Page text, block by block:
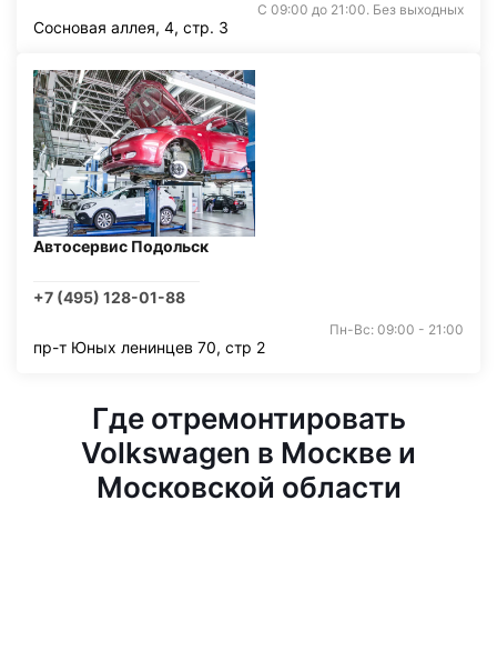
С 09:00 до 21:00. Без выходных
Сосновая аллея, 4, стр. 3
Автосервис Подольск
+7 (495) 128-01-88
Пн-Вс: 09:00 - 21:00
пр-т Юных ленинцев 70, стр 2
Где отремонтировать
Volkswagen в Москве и
Московской области